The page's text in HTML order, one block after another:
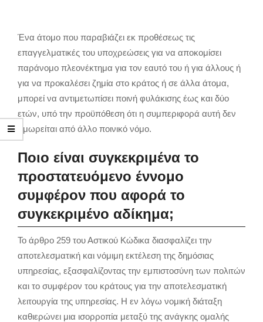
Ένα άτομο που παραβιάζει εκ προθέσεως τις
επαγγελματικές του υποχρεώσεις για να αποκομίσει
παράνομο πλεονέκτημα για τον εαυτό του ή για άλλους ή
για να προκαλέσει ζημία στο κράτος ή σε άλλα άτομα,
μπορεί να αντιμετωπίσει ποινή φυλάκισης έως και δύο
ετών, υπό την προϋπόθεση ότι η συμπεριφορά αυτή δεν
τιμωρείται από άλλο ποινικό νόμο.
Ποιο είναι συγκεκριμένα το
προστατευόμενο έννομο
συμφέρον που αφορά το
συγκεκριμένο αδίκημα;
Το άρθρο 259 του Αστικού Κώδικα διασφαλίζει την
αποτελεσματική και νόμιμη εκτέλεση της δημόσιας
υπηρεσίας, εξασφαλίζοντας την εμπιστοσύνη των πολιτών
και το συμφέρον του κράτους για την αποτελεσματική
λειτουργία της υπηρεσίας. Η εν λόγω νομική διάταξη
καθιερώνει μια ισορροπία μεταξύ της ανάγκης ομαλής